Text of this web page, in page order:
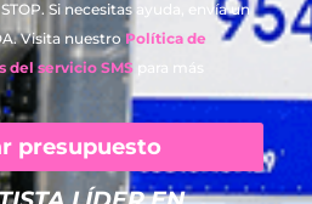
Si necesitas ayuda, envía un
Visita nuestro Política de
del servicio SMS para más
presupuesto